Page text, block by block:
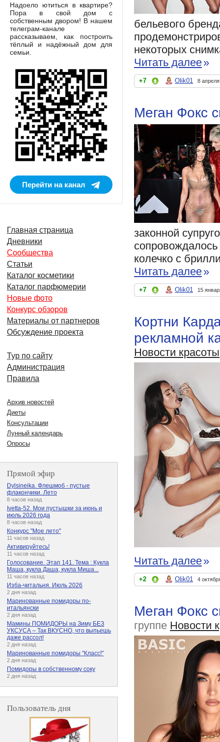
бельевого
некоторых
Читать далее»
+7 Olik01 8
Меган Фокс
законной
колечко с
Читать далее»
+7 Olik01 15
Кортни
рекламной
Новости красоты
Читать далее»
+2 Olik01 4
Меган Фокс
группе Новости
Надоело ютиться в квартире?
Пора в свой дом с
собственным двором! В нашем
телеграм-канале
рассказываем, как построить
тёплый и надёжный дом для
семьи.
Перейти на канал
Главная страница
Дневники
Сообщества
Статьи
Каталог косметики
Каталог парфюмерии
Новые фото
Конкурс обзоров
Материалы от партнеров
Обсуждение проекта
Тур по сайту
Администрация
Правила
Архив новостей
Диеты
Консультации
Лунный календарь
Опросы
Прямой эфир
Dylsineika. Флешмоб - пустые
флакончики. Лето
8 часов назад
Ivetta-52. Мои пустышки за июнь и
июль 2026 года
8 часов назад
Конкурс "Мое лето"
11 часов назад
Активируйтесь!
11 часов назад
Голосование. Этап 141. Тема : Кукла
Маша, кукла Даша, кукла Миша...
11 часов назад
Изба-читальня. Июль 2026
2 дня назад
Маринованные помидоры по-
итальянски
2 дня назад
Мамины ПОМИДОРЫ на Зиму БЕЗ
УКСУСА – Так ВКУСНО, что выпьешь
даже рассол!
2 дня назад
Маринованные помидоры "Класс!"
2 дня назад
Помидоры в собственному соку
2 дня назад
Пользователь дня